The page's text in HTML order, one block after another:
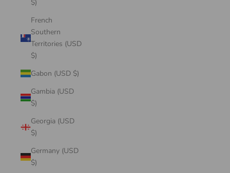
$)
French
Southern
Territories (USD
$)
Gabon (USD $)
Gambia (USD
$)
Georgia (USD
$)
Germany (USD
$)